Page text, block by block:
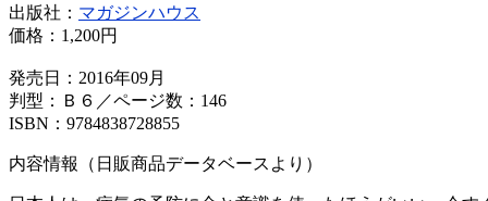
出版社： マガジンハウス
価格： 1,200円
発売日：2016年09月
判型：Ｂ６／ページ数：146
ISBN：9784838728855
内容情報（日販商品データベースより）